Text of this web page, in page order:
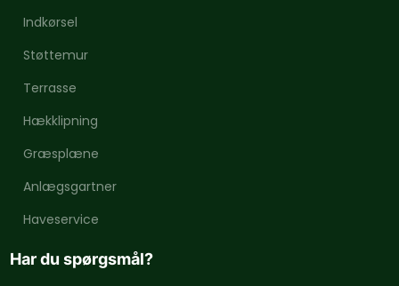
Indkørsel
Støttemur
Terrasse
Hækklipning
Græsplæne
Anlægsgartner
Haveservice
Har du spørgsmål?